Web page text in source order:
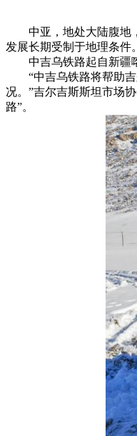
中亚，地处大陆腹地，
发展长期受制于地理条件。
中吉乌铁路起自新疆喀
“中吉乌铁路将帮助吉
况。”吉尔吉斯斯坦市场
路”。